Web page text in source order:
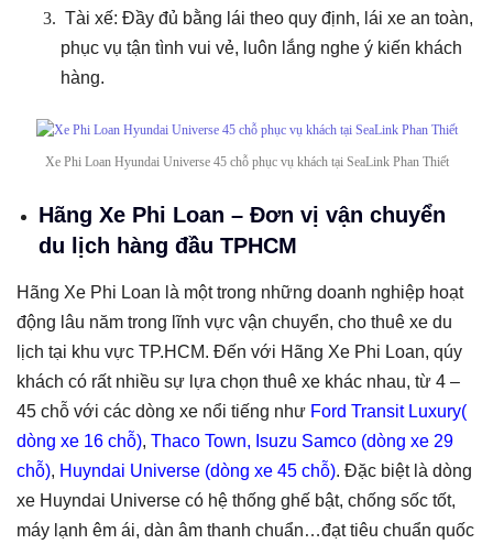
Tài xế: Đầy đủ bằng lái theo quy định, lái xe an toàn,
phục vụ tận tình vui vẻ, luôn lắng nghe ý kiến khách
hàng.
Xe Phi Loan Hyundai Universe 45 chỗ phục vụ khách tại SeaLink Phan Thiết
Hãng Xe Phi Loan – Đơn vị vận chuyển
du lịch hàng đầu TPHCM
Hãng Xe Phi Loan là một trong những doanh nghiệp hoạt
động lâu năm trong lĩnh vực vận chuyển, cho thuê xe du
lịch tại khu vực TP.HCM. Đến với Hãng Xe Phi Loan, qúy
khách có rất nhiều sự lựa chọn thuê xe khác nhau, từ 4 –
45 chỗ với các dòng xe nổi tiếng như Ford Transit Luxury(
dòng xe 16 chỗ), Thaco Town, Isuzu Samco (dòng xe 29
chỗ), Huyndai Universe (dòng xe 45 chỗ). Đặc biệt là dòng
xe Huyndai Universe có hệ thống ghế bật, chống sốc tốt,
máy lạnh êm ái, dàn âm thanh chuẩn…đạt tiêu chuẩn quốc